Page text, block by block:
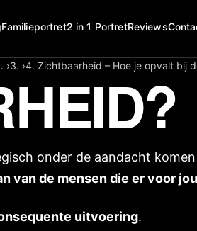
Familieportret2 in 1 PortretReviews
› › Zichtbaarheid – Hoe je opvalt bij
onder de aandacht
van de mensen die er voor
uitvoering.